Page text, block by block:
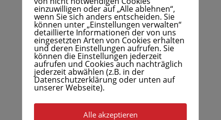
Weihnachtsmarkt Sterzing am Brenner
einzuwilligen oder auf „Alle ablehnen“,
wenn Sie sich anders entscheiden. Sie
können unter „Einstellungen verwalten“
detaillierte Informationen der von uns
eingesetzten Arten von Cookies erhalten
und deren Einstellungen aufrufen. Sie
können die Einstellungen jederzeit
aufrufen und Cookies auch nachträglich
jederzeit abwählen (z.B. in der
Datenschutzerklärung oder unten auf
unserer Webseite).
Alle akzeptieren